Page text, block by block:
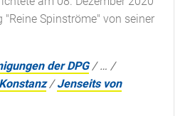
"Reine Spinströme" von seiner
der DPG /… /
/Jenseits von